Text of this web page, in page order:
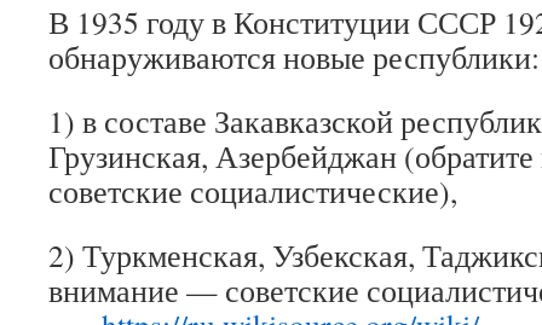
В 1935 году в Конституции СССР
обнаруживаются новые республики:
1) в составе Закавказской
Грузинская, Азербейджан
советские социалистические),
2) Туркменская, Узбекская,
внимание — советские